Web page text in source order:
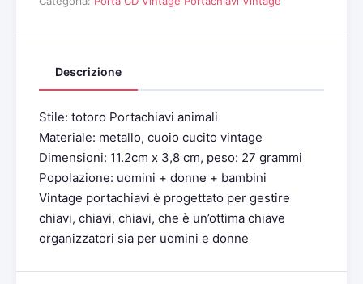
Descrizione
Stile: totoro Portachiavi animali
Materiale: metallo, cuoio cucito vintage
Dimensioni: 11.2cm x 3,8 cm, peso: 27 grammi
Popolazione: uomini + donne + bambini
Vintage portachiavi è progettato per gestire
chiavi, chiavi, chiavi, che è un’ottima chiave
organizzatori sia per uomini e donne